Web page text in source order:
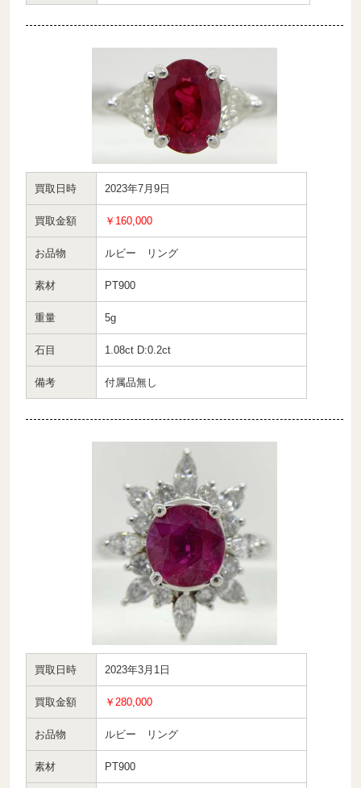
買取日時 2023年7月9日
買取金額 ￥160,000
お品物 ルビー リング
素材 PT900
重量 5g
石目 1.08ct D:0.2ct
備考 付属品無し
買取日時 2023年3月1日
買取金額 ￥280,000
お品物 ルビー リング
素材 PT900